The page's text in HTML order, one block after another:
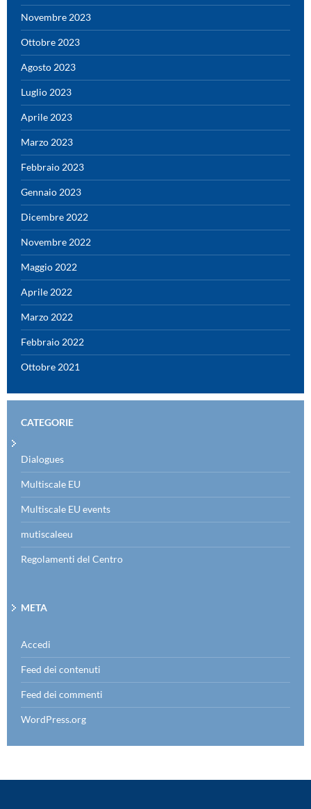
Novembre 2023
Ottobre 2023
Agosto 2023
Luglio 2023
Aprile 2023
Marzo 2023
Febbraio 2023
Gennaio 2023
Dicembre 2022
Novembre 2022
Maggio 2022
Aprile 2022
Marzo 2022
Febbraio 2022
Ottobre 2021
CATEGORIE
Dialogues
Multiscale EU
Multiscale EU events
mutiscaleeu
Regolamenti del Centro
META
Accedi
Feed dei contenuti
Feed dei commenti
WordPress.org